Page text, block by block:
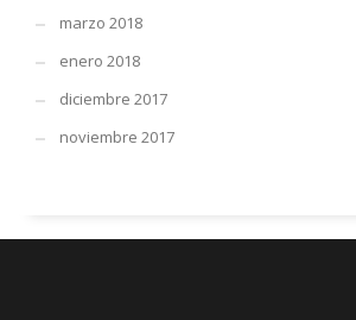
marzo 2018
enero 2018
diciembre 2017
noviembre 2017